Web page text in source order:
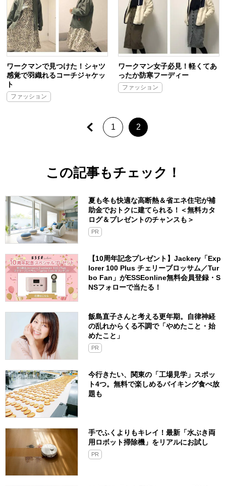
ワークマンで見つけた！シャツ
感覚で羽織れるコーチジャケッ
ト
ファッション
ワークマン女子必見！軽くてあ
ったか防寒フーディー
ファッション
1 2
この記事もチェック！
夏も冬も快適な高断熱＆省エネ住宅が補
助金でおトクに建てられる！＜無料カタ
ログ＆プレゼントのチャンスも＞
PR
【10周年記念プレゼント】Jackery「Exp
lorer 100 Plus チェリーブロッサム／Tur
bo Fan」がESSEonline無料会員登録・S
NSフォローで当たる！
飯島直子さんと考える更年期。自律神経
の乱れからくる不調で「やめたこと・始
めたこと」
PR
今行きたい、関東の「工場見学」スポッ
ト4つ。無料で楽しめるバイキング食べ放
題も
手でふくよりもキレイ！最新「水ぶき両
用ロボット掃除機」をリアルにお試し
PR